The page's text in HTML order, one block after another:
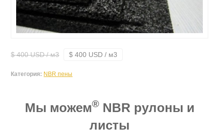
$ 400 USD / м3 $ 400 USD / м3
Категория: NBR пены
Мы можем®NBR рулоны и
листы